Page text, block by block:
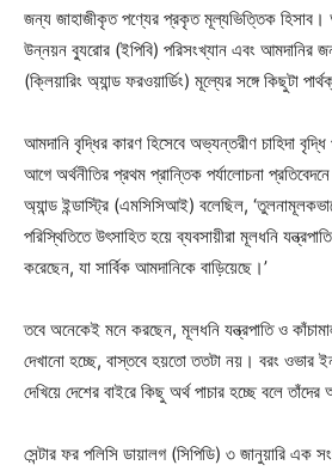
জন্য জাহাজীকৃত পণ্যের প্রকৃত মূল্যভিত্তিক হিসাব।
উন্নয়ন ব্যুরোর (ইপিবি) পরিসংখ্যান এবং আমদানির
(ক্লিয়ারিং অ্যান্ড ফরওয়ার্ডিং) মূল্যের সঙ্গে কিছুটা
আমদানি বৃদ্ধির কারণ হিসেবে অভ্যন্তরীণ চাহিদা
আগে অর্থনীতির প্রথম প্রান্তিক পর্যালোচনা
অ্যান্ড ইন্ডাস্ট্রি (এমসিসিআই) বলেছিল,
পরিস্থিতিতে উৎসাহিত হয়ে ব্যবসায়ীরা মূলধনি
করেছেন, যা সার্বিক আমদানিকে বাড়িয়েছে।’
তবে অনেকেই মনে করছেন, মূলধনি যন্ত্রপাতি ও
দেখানো হচ্ছে, বাস্তবে হয়তো ততটা নয়। বরং ওভার
দেখিয়ে দেশের বাইরে কিছু অর্থ পাচার হচ্ছে বলে
সেন্টার ফর পলিসি ডায়ালগ (সিপিডি) ৩ জানুয়ারি এক